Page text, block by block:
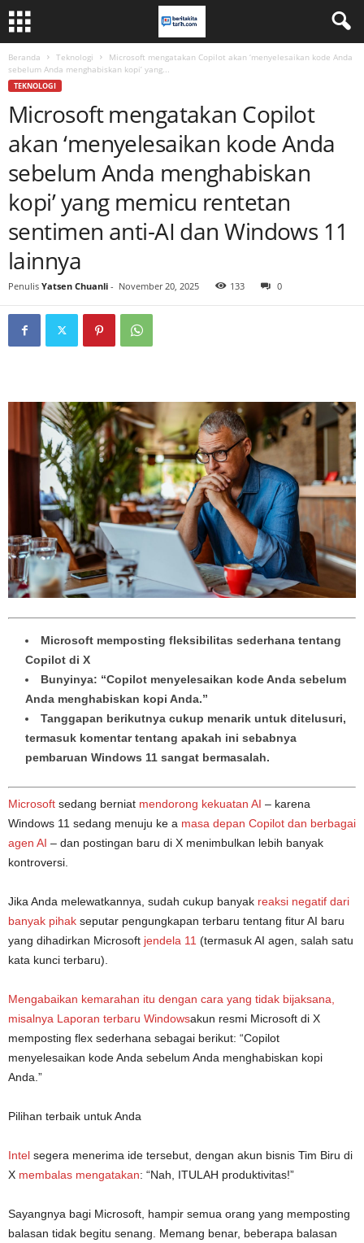
Beranda Teknologi
Microsoft mengatakan Copilot akan ‘menyelesaikan kode Anda
sebelum Anda menghabiskan kopi’ yang...
TEKNOLOGI
Microsoft mengatakan Copilot
akan ‘menyelesaikan kode Anda
sebelum Anda menghabiskan
kopi’ yang memicu rentetan
sentimen anti-AI dan Windows 11
lainnya
Penulis Yatsen Chuanli - November 20, 2025 133 0
Microsoft memposting fleksibilitas sederhana tentang
Copilot di X
Bunyinya: “Copilot menyelesaikan kode Anda sebelum
Anda menghabiskan kopi Anda.”
Tanggapan berikutnya cukup menarik untuk ditelusuri,
termasuk komentar tentang apakah ini sebabnya
pembaruan Windows 11 sangat bermasalah.
Microsoft sedang berniat mendorong kekuatan AI – karena
Windows 11 sedang menuju ke a masa depan Copilot dan berbagai
agen AI – dan postingan baru di X menimbulkan lebih banyak
kontroversi.
Jika Anda melewatkannya, sudah cukup banyak reaksi negatif dari
banyak pihak seputar pengungkapan terbaru tentang fitur AI baru
yang dihadirkan Microsoft jendela 11 (termasuk AI agen, salah satu
kata kunci terbaru).
Mengabaikan kemarahan itu dengan cara yang tidak bijaksana,
misalnya Laporan terbaru Windowsakun resmi Microsoft di X
memposting flex sederhana sebagai berikut: “Copilot
menyelesaikan kode Anda sebelum Anda menghabiskan kopi
Anda.”
Pilihan terbaik untuk Anda
Intel segera menerima ide tersebut, dengan akun bisnis Tim Biru di
X membalas mengatakan: “Nah, ITULAH produktivitas!”
Sayangnya bagi Microsoft, hampir semua orang yang memposting
balasan tidak begitu senang. Memang benar, beberapa balasan